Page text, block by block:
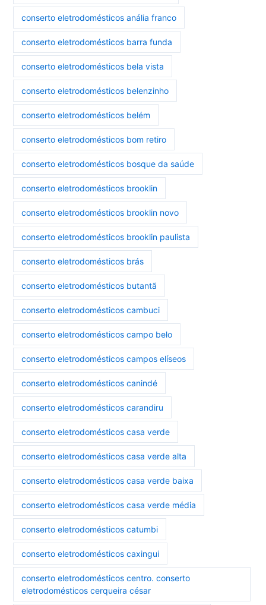
conserto eletrodomésticos anália franco
conserto eletrodomésticos barra funda
conserto eletrodomésticos bela vista
conserto eletrodomésticos belenzinho
conserto eletrodomésticos belém
conserto eletrodomésticos bom retiro
conserto eletrodomésticos bosque da saúde
conserto eletrodomésticos brooklin
conserto eletrodomésticos brooklin novo
conserto eletrodomésticos brooklin paulista
conserto eletrodomésticos brás
conserto eletrodomésticos butantã
conserto eletrodomésticos cambuci
conserto eletrodomésticos campo belo
conserto eletrodomésticos campos elíseos
conserto eletrodomésticos canindé
conserto eletrodomésticos carandiru
conserto eletrodomésticos casa verde
conserto eletrodomésticos casa verde alta
conserto eletrodomésticos casa verde baixa
conserto eletrodomésticos casa verde média
conserto eletrodomésticos catumbi
conserto eletrodomésticos caxingui
conserto eletrodomésticos centro. conserto
eletrodomésticos cerqueira césar